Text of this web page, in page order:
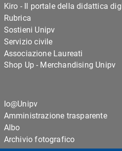
Kiro - Il portale della didattica
Rubrica
Sostieni Unipv
Servizio civile
Associazione Laureati
Shop Up - Merchandising Unipv
Io@Unipv
Amministrazione trasparente
Albo
Archivio fotografico